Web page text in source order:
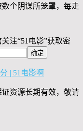
个阴谋所笼罩，每走
注“51电影”获取密
| 51电影啊
资源长期有效，敬请